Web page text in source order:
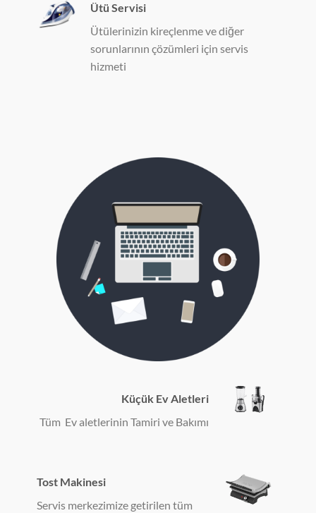
Ütü Servisi
Ütülerinizin kireçlenme ve diğer
sorunlarının çözümleri için servis
hizmeti
Küçük Ev Aletleri
Tüm Ev aletlerinin Tamiri ve Bakımı
Tost Makinesi
Servis merkezimize getirilen tüm